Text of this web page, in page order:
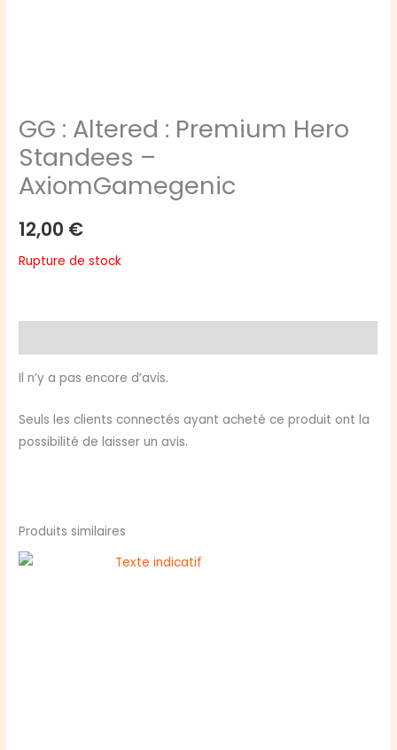
GG : Altered : Premium Hero
Standees –
AxiomGamegenic
12,00 €
Rupture de stock
Il n’y a pas encore d’avis.
Seuls les clients connectés ayant acheté ce produit ont la
possibilité de laisser un avis.
Produits similaires